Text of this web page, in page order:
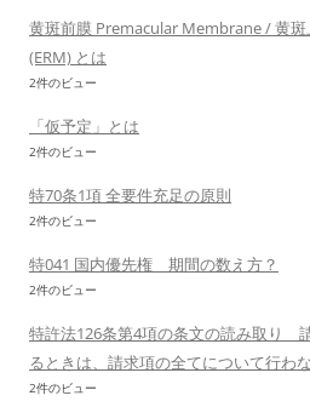
黄斑前膜 Premacular Membrane / 黄
(ERM) とは
2件のビュー
「仮予定」とは
2件のビュー
特70条1項 全要件充足の原則
2件のビュー
特041 国内優先権 期間の数え方？
2件のビュー
特許法126条第4項の条文の読み取り
るときは、請求項の全てについて行わ
2件のビュー